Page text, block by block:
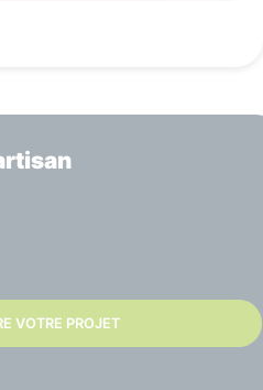
VOTRE PROJET